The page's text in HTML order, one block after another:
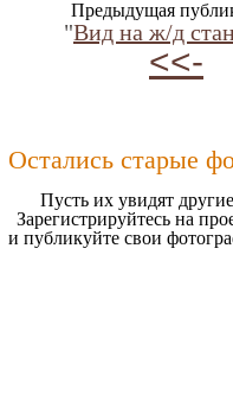
Предыдущая
"Вид на ж/д
<<-
Остались старые
Пусть их увидят
Зарегистрируйтесь на
и публикуйте свои